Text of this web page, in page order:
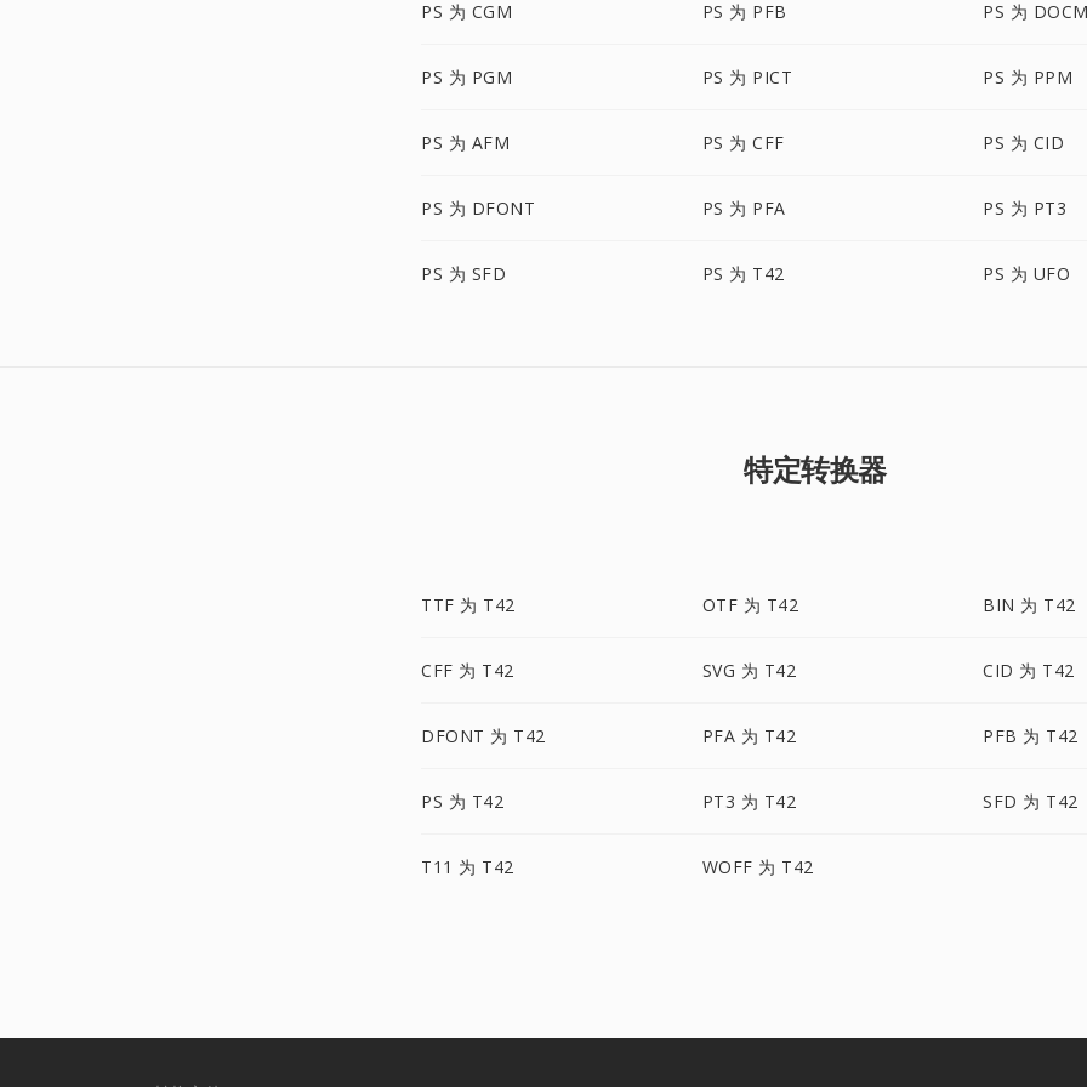
PS 为 CGM PS 为 PFB PS 为
PS 为 PGM PS 为 PICT PS 为 PPM
PS 为 AFM PS 为 CFF PS 为 CID
PS 为 DFONT PS 为 PFA PS 为 PT3
PS 为 SFD PS 为 T42 PS 为 UFO
特定转换器
TTF 为 T42 OTF 为 T42 BIN 为 T42
CFF 为 T42 SVG 为 T42 CID 为 T42
DFONT 为 T42 PFA 为 T42 PFB 为 T42
PS 为 T42 PT3 为 T42 SFD 为 T42
T11 为 T42 WOFF 为 T42